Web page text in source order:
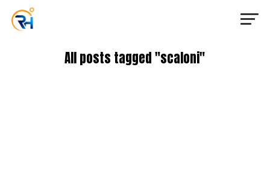
All posts tagged "scaloni"